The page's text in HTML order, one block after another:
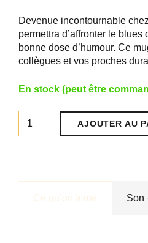
Devenue incontournable
permettra d’affronter le
bonne dose d’humour. Ce
collègues et vos proches
En stock (peut être
de
AJOUTER AU
Ce qu’on aime Son